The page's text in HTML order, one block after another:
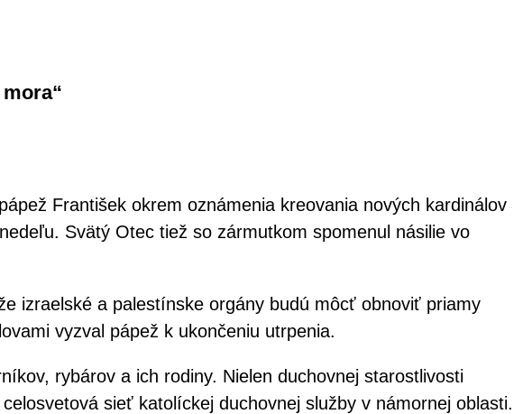
František okrem oznámenia kreovania nových kardinálov
Svätý Otec tiež so zármutkom spomenul násilie vo
izraelské a palestínske orgány budú môcť obnoviť priamy
vyzval pápež k ukončeniu utrpenia.
rybárov a ich rodiny. Nielen duchovnej starostlivosti
sieť katolíckej duchovnej služby v námornej oblasti.